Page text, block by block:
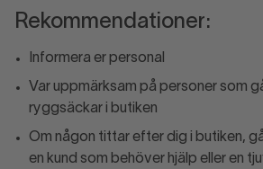
Rekommendationer:
Informera er personal
Var uppmärksam på personer som
ryggsäckar i butiken
Om någon tittar efter dig i butiken,
en kund som behöver hjälp eller en